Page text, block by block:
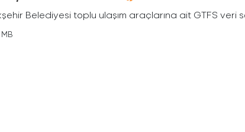
Belediyesi toplu ulaşım araçlarına ait GTFS veri